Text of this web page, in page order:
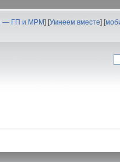
— ГП и МРМ] [Умнеем вместе] [